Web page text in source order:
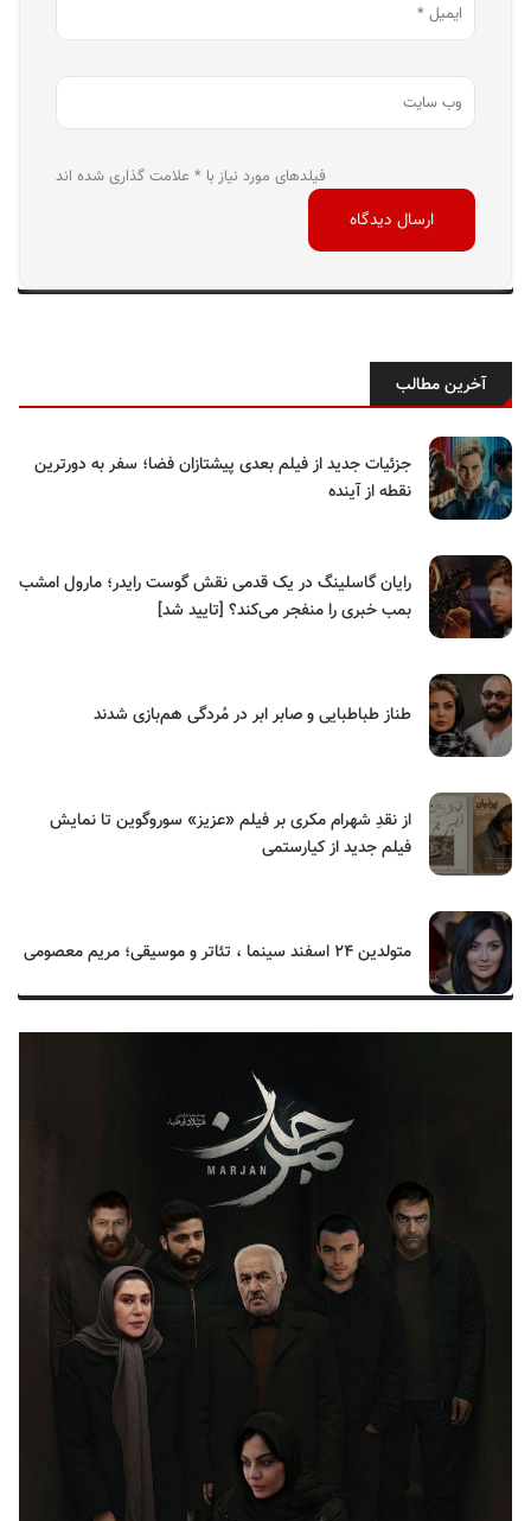
فیلدهای مورد نیاز با * علامت گذاری شده اند
آخرین مطالب
جزئیات جدید از فیلم بعدی پیشتازان فضا؛ سفر به دورترین
نقطه از آینده
رایان گاسلینگ در یک قدمی نقش گوست رایدر؛ مارول امشب
بمب خبری را منفجر می‌کند؟ [تایید شد]
طناز طباطبایی و صابر ابر در مُردگی هم‌بازی شدند
از نقدِ شهرام مکری بر فیلم «عزیز» سوروگوین تا نمایش
فیلم جدید از کیارستمی
متولدین ۲۴ اسفند سینما ، تئاتر و موسیقی؛ مریم معصومی